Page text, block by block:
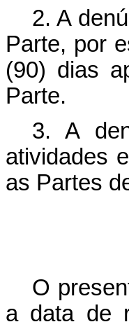
2. A
Parte, por
(90) dias
Parte.
3. A
atividades
as Partes
O
a data de